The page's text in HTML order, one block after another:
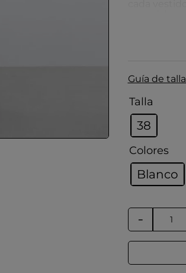
Evitar
Guía de
Talla
38
Colores
Blanco
－